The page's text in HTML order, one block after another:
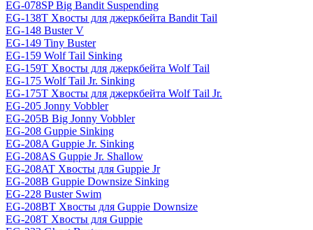
EG-078SP Big Bandit Suspending
EG-138T Хвосты для джеркбейта Bandit Tail
EG-148 Buster V
EG-149 Tiny Buster
EG-159 Wolf Tail Sinking
EG-159T Хвосты для джеркбейта Wolf Tail
EG-175 Wolf Tail Jr. Sinking
EG-175T Хвосты для джеркбейта Wolf Tail Jr.
EG-205 Jonny Vobbler
EG-205B Big Jonny Vobbler
EG-208 Guppie Sinking
EG-208A Guppie Jr. Sinking
EG-208AS Guppie Jr. Shallow
EG-208AT Хвосты для Guppie Jr
EG-208B Guppie Downsize Sinking
EG-228 Buster Swim
EG-208BT Хвосты для Guppie Downsize
EG-208T Хвосты для Guppie